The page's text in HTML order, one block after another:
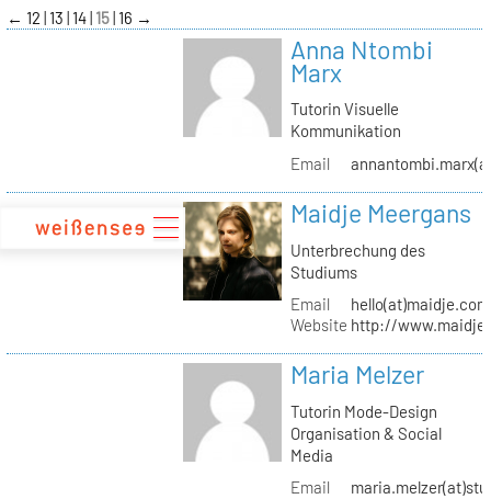
zum
Inhalt
← 12 13 14 15 16 →
Anna Ntombi
Marx
Tutorin Visuelle
Kommunikation
Email
Maidje Meergans
Unterbrechung des
Studiums
Email
hello(at)maidje.com
Website http://
Maria Melzer
Tutorin Mode-Design
Organisation & Social
Media
Email